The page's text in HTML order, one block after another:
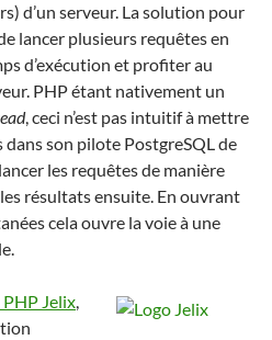
d’un serveur. La solution pour
lancer plusieurs requêtes en
d’exécution et profiter au
PHP étant nativement un
, ceci n’est pas intuitif à mettre
son pilote PostgreSQL de
les requêtes de manière
résultats ensuite. En ouvrant
cela ouvre la voie à une
PHP Jelix,